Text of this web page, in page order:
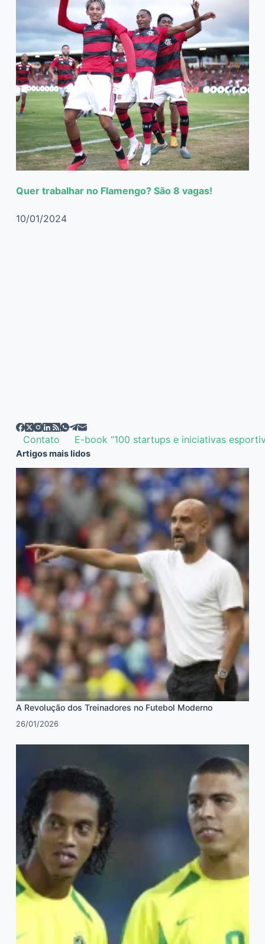
Quer trabalhar no Flamengo? São 8 vagas!
10/01/2024
Contato E-book “100 startups e iniciativas
Artigos mais lidos
A Revolução dos Treinadores no Futebol Moderno
26/01/2026